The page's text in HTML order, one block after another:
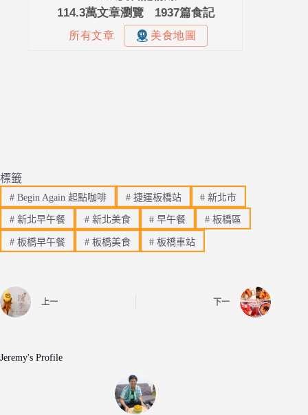
標籤
#Begin Again 起點咖啡 #捷運板橋站 # 新北市
#新北早午餐 #新北美食 # 早午餐 # 板橋區
#板橋早午餐 #板橋美食 # 板橋車站
上一 下一
Jeremy's Profile